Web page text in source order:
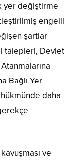
yer değiştirme
engelli
şartlar
talepleri, Devlet
Bağlı Yer
daha
ve